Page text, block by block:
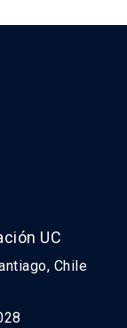
UC
Chile